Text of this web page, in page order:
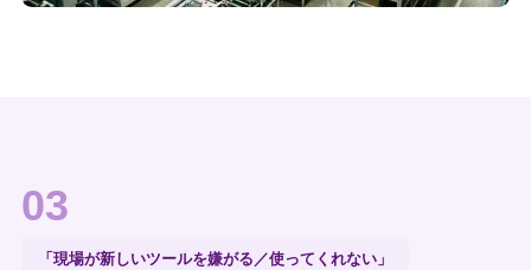
03
「現場が新しいツールを嫌がる／使ってくれない」